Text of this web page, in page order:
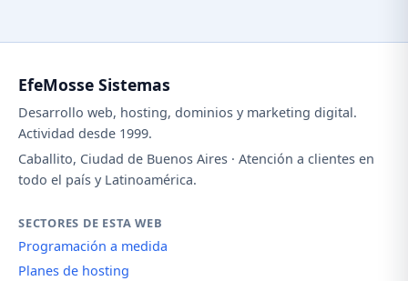
EfeMosse Sistemas
Desarrollo web, hosting, dominios y marketing digital.
Actividad desde 1999.
Caballito, Ciudad de Buenos Aires · Atención a clientes en
todo el país y Latinoamérica.
SECTORES DE ESTA WEB
Programación a medida
Planes de hosting